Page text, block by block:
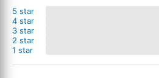
5 star
4 star
3 star
2 star
1 star